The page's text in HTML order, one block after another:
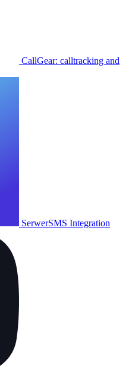
CallGear: calltracking and
SerwerSMS Integration